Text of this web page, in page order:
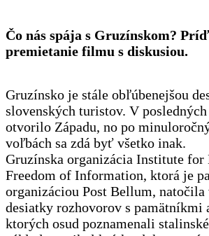
Čo nás spája s Gruzínskom?
premietanie filmu s diskusiou.
Gruzínsko je stále obľúbenejšou
slovenských turistov. V posledných
otvorilo Západu, no po
voľbách sa zdá byť všetko inak.
Gruzínska organizácia Institute for
Freedom of Information, ktorá je
organizáciou Post Bellum, natočila
desiatky rozhovorov s pamätníkmi
ktorých osud poznamenali